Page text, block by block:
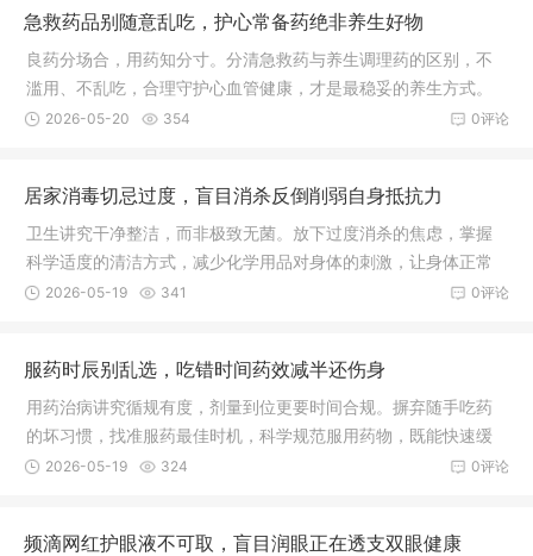
急救药品别随意乱吃，护心常备药绝非养生好物
良药分场合，用药知分寸。分清急救药与养生调理药的区别，不
滥用、不乱吃，合理守护心血管健康，才是最稳妥的养生方式。
0评论
2026-05-20 354
居家消毒切忌过度，盲目消杀反倒削弱自身抵抗力
卫生讲究干净整洁，而非极致无菌。放下过度消杀的焦虑，掌握
科学适度的清洁方式，减少化学用品对身体的刺激，让身体正常
接触自然环境，慢慢养好自身免疫力，才是守护一家人平安健康
0评论
2026-05-19 341
服药时辰别乱选，吃错时间药效减半还伤身
用药治病讲究循规有度，剂量到位更要时间合规。摒弃随手吃药
的坏习惯，找准服药最佳时机，科学规范服用药物，既能快速缓
解身体病痛，又能最大程度减少药物对身体的伤害，早日恢复健
0评论
2026-05-19 324
频滴网红护眼液不可取，盲目润眼正在透支双眼健康